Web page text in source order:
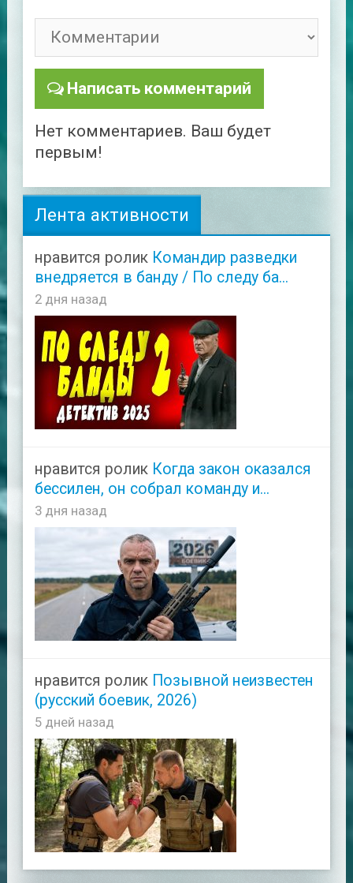
Написать комментарий
Нет комментариев. Ваш будет
первым!
Лента активности
нравится ролик Командир разведки
внедряется в банду / По следу ба...
2 дня назад
нравится ролик Когда закон оказался
бессилен, он собрал команду и...
3 дня назад
нравится ролик Позывной неизвестен
(русский боевик, 2026)
5 дней назад